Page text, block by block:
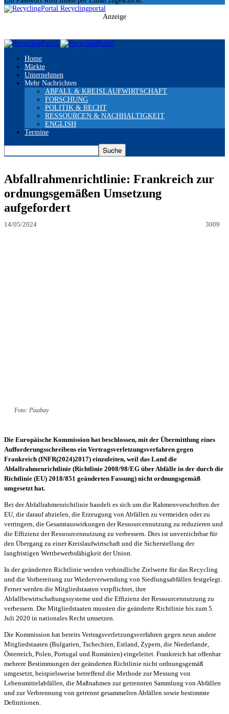
Recyclingportal
Anzeige
Home
Märkte
Unternehmen
Mehr Nachrichten
ABFALL & KREISLAUFWIRTSCHAFT
FORSCHUNG
POLITIK & RECHT
RESSOURCEN & NACHHALTIGKEIT
ENGLISH
Termine
Abfallrahmenrichtlinie: Frankreich zur
ordnungsgemäßen Umsetzung
aufgefordert
14/05/2024 3009
Foto: Pixabay
Die Europäische Kommission hat beschlossen, mit der Übermittlung eines
Aufforderungsschreibens ein Vertragsverletzungsverfahren gegen
Frankreich (INFR(2024)2017) einzuleiten, weil das Land die
Abfallrahmenrichtlinie (Richtlinie 2008/98/EG über Abfälle in der durch die
Richtlinie (EU) 2018/851 geänderten Fassung) nicht ordnungsgemäß
umgesetzt hat.
Bei der Abfallrahmenrichtlinie handelt es sich um die Rahmenvorschriften der
EU, die darauf abzielen, die Erzeugung von Abfällen zu vermeiden oder zu
verringern, die Gesamtauswirkungen der Ressourcennutzung zu reduzieren und
die Effizienz der Ressourcennutzung zu verbessern. Dies ist unverzichtbar für
den Übergang zu einer Kreislaufwirtschaft und die Sicherstellung der
langfristigen Wettbewerbsfähigkeit der Union.
In der geänderten Richtlinie werden verbindliche Zielwerte für das Recycling
und die Vorbereitung zur Wiederverwendung von Siedlungsabfällen festgelegt.
Ferner werden die Mitgliedstaaten verpflichtet, ihre
Abfallbewirtschaftungssysteme und die Effizienz der Ressourcennutzung zu
verbessern. Die Mitgliedstaaten mussten die geänderte Richtlinie bis zum 5.
Juli 2020 in nationales Recht umsetzen.
Die Kommission hat bereits Vertragsverletzungsverfahren gegen neun andere
Mitgliedstaaten (Bulgarien, Tschechien, Estland, Zypern, die Niederlande,
Österreich, Polen, Portugal und Rumänien) eingeleitet. Frankreich hat offenbar
mehrere Bestimmungen der geänderten Richtlinie nicht ordnungsgemäß
umgesetzt, beispielsweise betreffend die Methode zur Messung von
Lebensmittelabfällen, die Maßnahmen zur getrennten Sammlung von Abfällen
und zur Verbrennung von getrennt gesammelten Abfällen sowie bestimmte
Definitionen.